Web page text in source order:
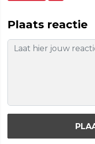
Plaats reactie